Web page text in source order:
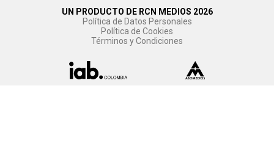
UN PRODUCTO DE RCN MEDIOS 2026
Política de Datos Personales
Política de Cookies
Términos y Condiciones